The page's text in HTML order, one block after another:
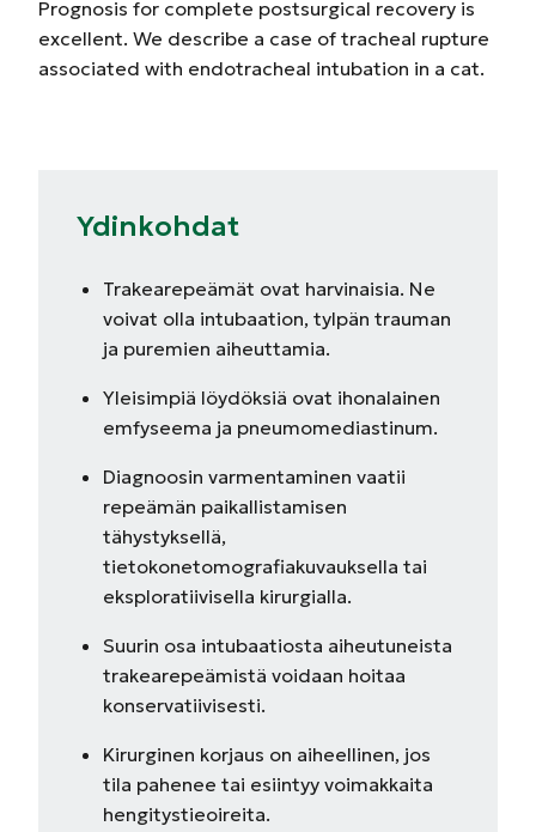
Prognosis for complete postsurgical recovery is
excellent. We describe a case of tracheal rupture
associated with endotracheal intubation in a cat.
Ydinkohdat
Trakearepeämät ovat harvinaisia. Ne
voivat olla intubaation, tylpän trauman
ja puremien aiheuttamia.
Yleisimpiä löydöksiä ovat ihonalainen
emfyseema ja pneumomediastinum.
Diagnoosin varmentaminen vaatii
repeämän paikallistamisen
tähystyksellä,
tietokonetomografiakuvauksella tai
eksploratiivisella kirurgialla.
Suurin osa intubaatiosta aiheutuneista
trakearepeämistä voidaan hoitaa
konservatiivisesti.
Kirurginen korjaus on aiheellinen, jos
tila pahenee tai esiintyy voimakkaita
hengitystieoireita.